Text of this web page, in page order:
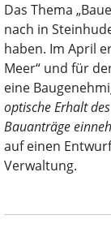
Das Thema
nach in
haben. Im April
Meer“ und für
eine
optische Erhalt
Bauanträge
auf einen
Verwaltung.